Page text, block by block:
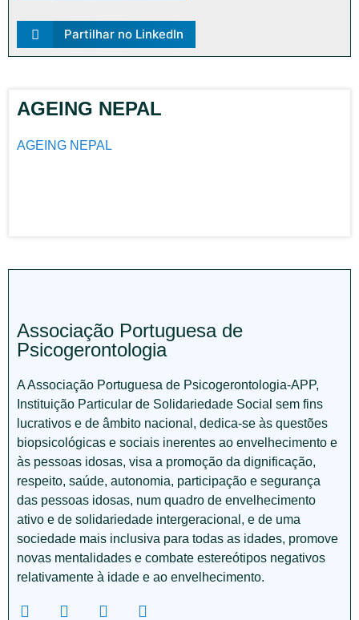
Partilhar no LinkedIn
AGEING NEPAL
AGEING NEPAL
Associação Portuguesa de
Psicogerontologia
A Associação Portuguesa de Psicogerontologia-APP,
Instituição Particular de Solidariedade Social sem fins
lucrativos e de âmbito nacional, dedica-se às questões
biopsicológicas e sociais inerentes ao envelhecimento e
às pessoas idosas, visa a promoção da dignificação,
respeito, saúde, autonomia, participação e segurança
das pessoas idosas, num quadro de envelhecimento
ativo e de solidariedade intergeracional, e de uma
sociedade mais inclusiva para todas as idades, promove
novas mentalidades e combate estereótipos negativos
relativamente à idade e ao envelhecimento.